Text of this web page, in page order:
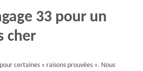
33 pour un
cher
certaines « raisons prouvées ». Nous